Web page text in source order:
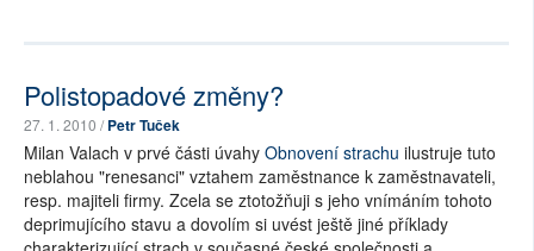
Polistopadové změny?
27. 1. 2010 /Petr Tuček
Milan Valach v prvé části úvahy Obnovení strachu ilustruje tuto
neblahou "renesanci" vztahem zaměstnance k zaměstnavateli,
resp. majiteli firmy. Zcela se ztotožňuji s jeho vnímáním tohoto
deprimujícího stavu a dovolím si uvést ještě jiné příklady